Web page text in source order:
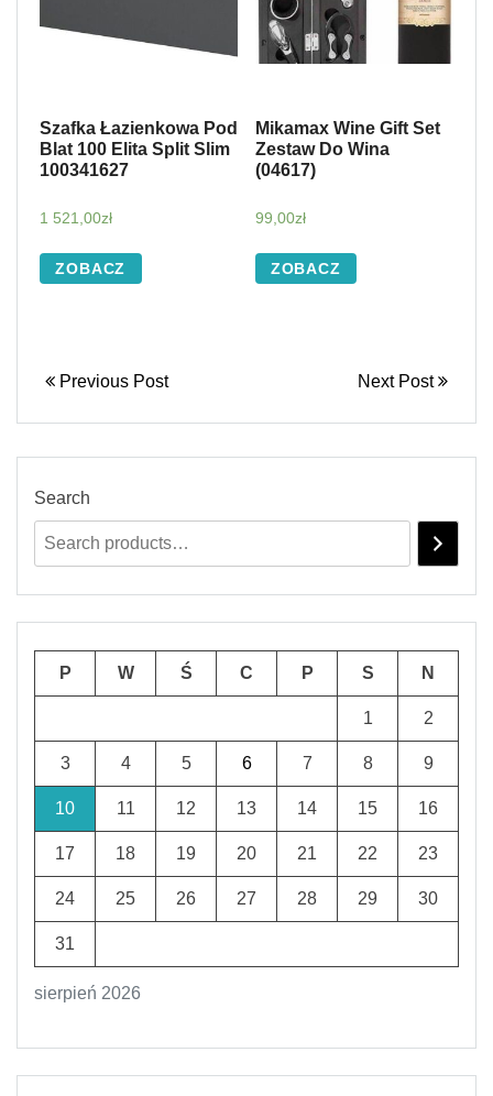
Szafka Łazienkowa Pod
Blat 100 Elita Split Slim
100341627
1 521,00zł
ZOBACZ
Mikamax Wine Gift Set
Zestaw Do Wina
(04617)
99,00zł
ZOBACZ
Previous Post Next Post
Search
sierpień 2026
P W Ś C P S N
1 2
3 4 5 6 7 8 9
10 11 12 13 14 15 16
17 18 19 20 21 22 23
24 25 26 27 28 29 30
31